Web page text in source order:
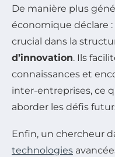
De manière plus
économique déclare
crucial dans la
d’innovation. Ils
connaissances et
inter-entreprises, ce
aborder les défis
Enfin, un chercheur
technologies